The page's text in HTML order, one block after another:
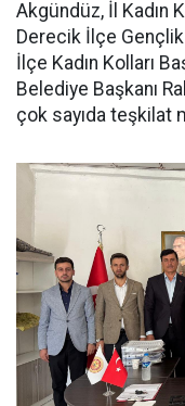
Akgündüz, İl Kadın
Derecik İlçe Gençlik
İlçe Kadın Kolları
Belediye Başkanı
çok sayıda teşkilat